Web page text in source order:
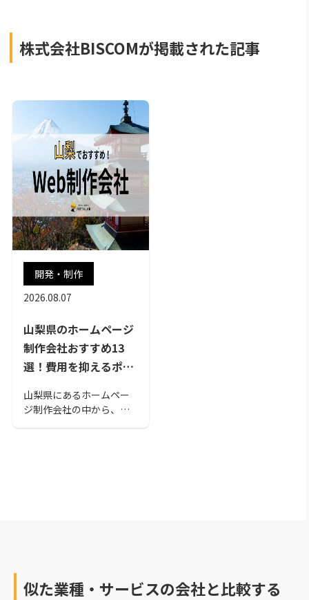
株式会社BISCOMが掲載された記事
開発・制作
2026.08.07
山梨県のホームページ
制作会社おすすめ13
選！費用を抑えるポイ
山梨県にあるホームペー
ジ制作会社の中から、お
似た業種・サービスの会社と比較する